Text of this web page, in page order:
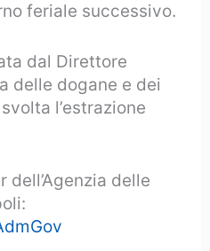
feriale successivo.
dal Direttore
delle dogane e dei
l’estrazione
dell’Agenzia delle